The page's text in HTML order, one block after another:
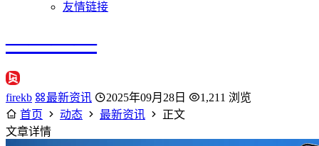
友情链接
————
firekb 最新资讯 2025年09月28日
1,211 浏览
首页
动态 最新资讯
正文
文章详情